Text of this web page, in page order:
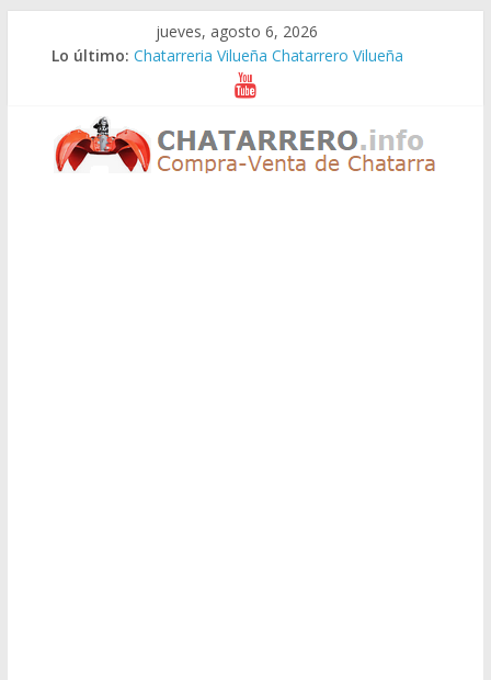
jueves, agosto 6, 2026
Lo último: Chatarreria Vilueña Chatarrero Vilueña
Chatarreria Zuera Chatarrero Zuera
Chatarreria Zaragoza Chatarrero Zaragoza
Chatarreria Zaida Chatarrero Zaida
Chatarreria Vistabella Chatarrero Vistabella